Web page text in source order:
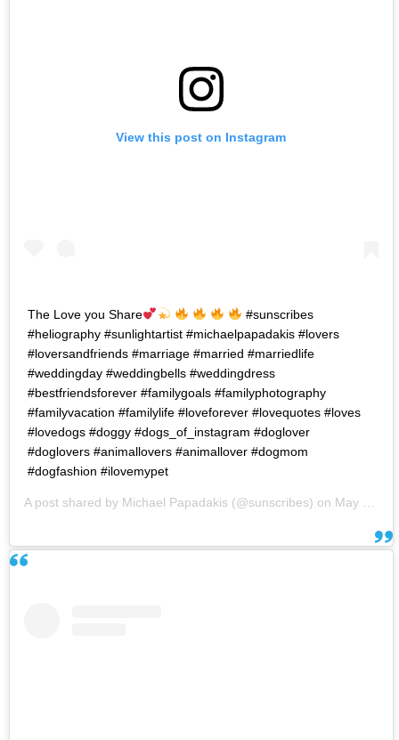
View this post on Instagram
The Love you Share
#sunscribes
#heliography #sunlightartist #michaelpapadakis #lovers
#loversandfriends #marriage #married #marriedlife
#weddingday #weddingbells #weddingdress
#bestfriendsforever #familygoals #familyphotography
#familyvacation #familylife #loveforever #lovequotes #loves
#lovedogs #doggy #dogs_of_instagram #doglover
#doglovers #animallovers #animallover #dogmom
#dogfashion #ilovemypet
A post shared by Michael Papadakis (@sunscribes) on May 10, 2018 at 9:03am PDT